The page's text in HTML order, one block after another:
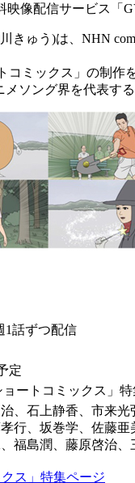
映像配信サービス「
きゅう)は、NHN
コミックス」の制
ソング界を代表す
1話ずつ配信
定
ートコミックス」
、石上静香、市来
行、坂巻学、佐藤
福島潤、藤原啓治
ス」特集ページ